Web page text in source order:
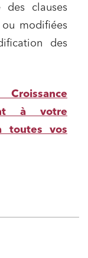
clauses
ou modifiées
des
à votre
toutes vos